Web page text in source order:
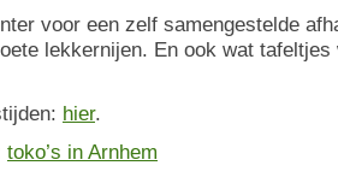
voor een zelf samengestelde
lekkernijen. En ook wat
hier.
toko’s in Arnhem